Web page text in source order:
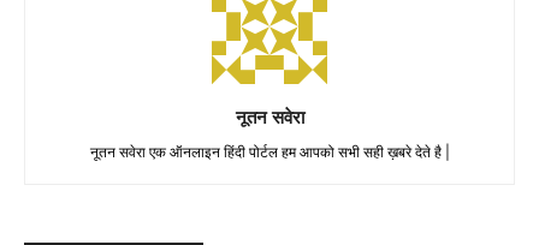
नूतन सवेरा
नूतन सवेरा एक ऑनलाइन हिंदी पोर्टल हम आपको सभी सही ख़बरे देते है |